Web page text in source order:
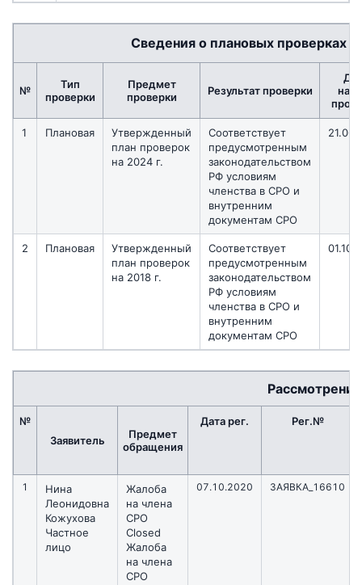
Сведения о плановых проверках
№
Тип
проверки
Предмет
проверки
Результат проверки
1 Плановая
Утвержденный
план проверок
на 2024 г.
Соответствует
предусмотренным
законодательством
РФ условиям
членства в СРО и
внутренним
документам СРО
2 Плановая
Утвержденный
план проверок
на 2018 г.
Соответствует
предусмотренным
законодательством
РФ условиям
членства в СРО и
внутренним
документам СРО
№
Заявитель
Предмет
обращения
Дата рег.
Рег.№
1
Нина
Леонидовна
Кожухова
Частное
лицо
Жалоба
на члена
СРО
Closed
Жалоба
на члена
СРО
07.10.2020 ЗАЯВКА_16610